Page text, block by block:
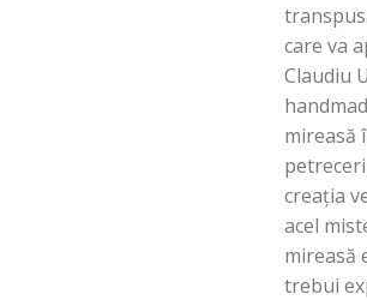
care va
Claudiu
mireasă
creația
acel
mireasă
trebui